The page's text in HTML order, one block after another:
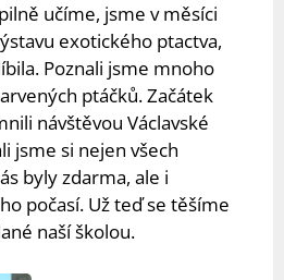
učíme, jsme v měsíci
exotického ptactva,
Poznali jsme mnoho
ptáčků. Začátek
návštěvou Václavské
jsme si nejen všech
byly zdarma, ale i
počasí. Už teď se těšíme
naší školou.